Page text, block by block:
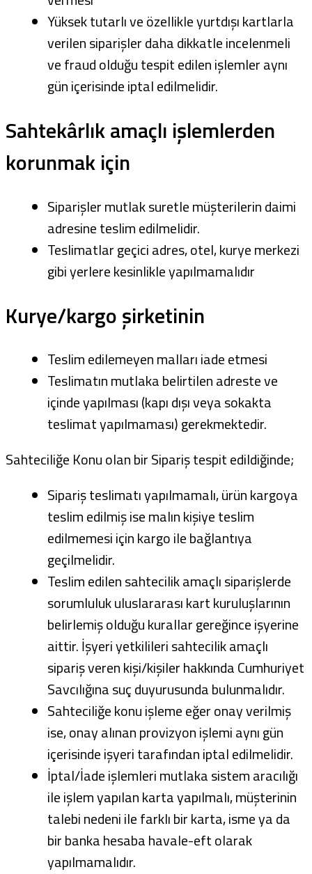
Yüksek tutarlı ve özellikle yurtdışı kartlarla
verilen siparişler daha dikkatle incelenmeli
ve fraud olduğu tespit edilen işlemler aynı
gün içerisinde iptal edilmelidir.
Sahtekârlık amaçlı işlemlerden
korunmak için
Siparişler mutlak suretle müşterilerin daimi
adresine teslim edilmelidir.
Teslimatlar geçici adres, otel, kurye merkezi
gibi yerlere kesinlikle yapılmamalıdır
Kurye/kargo şirketinin
Teslim edilemeyen malları iade etmesi
Teslimatın mutlaka belirtilen adreste ve
içinde yapılması (kapı dışı veya sokakta
teslimat yapılmaması) gerekmektedir.
Sahteciliğe Konu olan bir Sipariş tespit edildiğinde;
Sipariş teslimatı yapılmamalı, ürün kargoya
teslim edilmiş ise malın kişiye teslim
edilmemesi için kargo ile bağlantıya
geçilmelidir.
Teslim edilen sahtecilik amaçlı siparişlerde
sorumluluk uluslararası kart kuruluşlarının
belirlemiş olduğu kurallar gereğince işyerine
aittir. İşyeri yetkilileri sahtecilik amaçlı
sipariş veren kişi/kişiler hakkında Cumhuriyet
Savcılığına suç duyurusunda bulunmalıdır.
Sahteciliğe konu işleme eğer onay verilmiş
ise, onay alınan provizyon işlemi aynı gün
içerisinde işyeri tarafından iptal edilmelidir.
İptal/İade işlemleri mutlaka sistem aracılığı
ile işlem yapılan karta yapılmalı, müşterinin
talebi nedeni ile farklı bir karta, isme ya da
bir banka hesaba havale-eft olarak
yapılmamalıdır.